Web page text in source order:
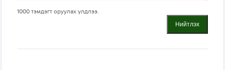
1000 тэмдэгт оруулах үлдлээ.
Нийтлэх